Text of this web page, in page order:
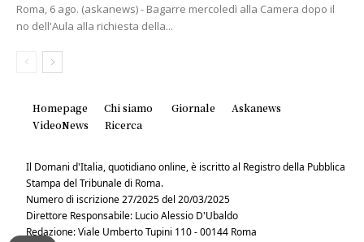
Roma, 6 ago. (askanews) - Bagarre mercoledì alla Camera dopo il
no dell'Aula alla richiesta della...
Homepage Chi siamo Giornale
Askanews
VideoNews
Ricerca
Il Domani d'Italia, quotidiano online, è iscritto al Registro della Pubblica
Stampa del Tribunale di Roma.
Numero di iscrizione 27/2025 del 20/03/2025
Direttore Responsabile: Lucio Alessio D'Ubaldo
Redazione: Viale Umberto Tupini 110 - 00144 Roma